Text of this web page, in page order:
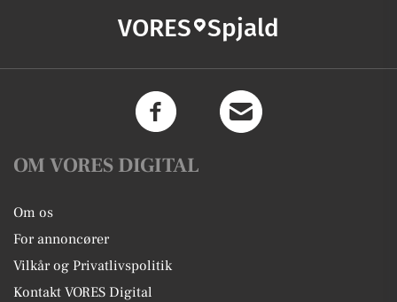
VORES Spjald
OM VORES DIGITAL
Om os
For annoncører
Vilkår og Privatlivspolitik
Kontakt VORES Digital